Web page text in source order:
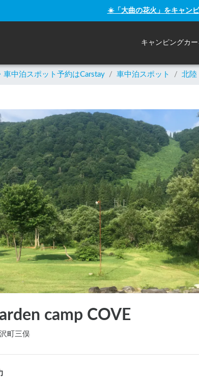
☀️「大曲の花火」をキャン
キャンピングカ
車中泊スポット予約はCarstay / 車中泊スポット / 北陸
camp COVE
町三俣